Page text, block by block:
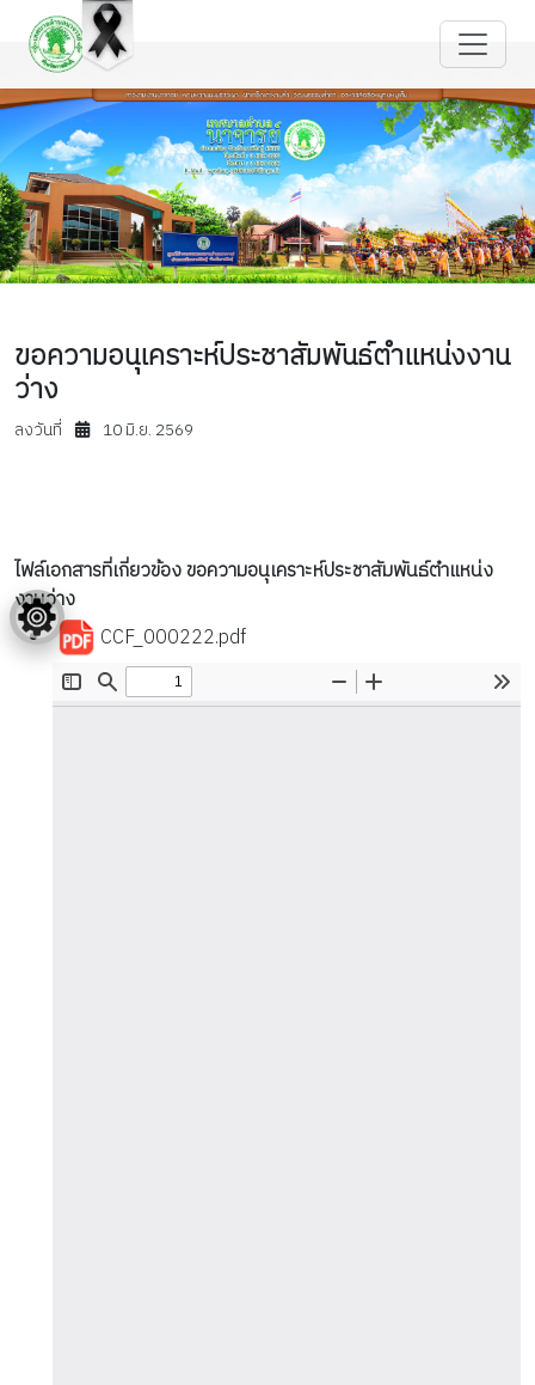
ขอความอนุเคราะห์ประชาสัมพันธ์ตำแหน่งงาน
ว่าง
ลงวันที่ 10 มิ.ย. 2569
ไฟล์เอกสารที่เกี่ยวข้อง ขอความอนุเคราะห์ประชาสัมพันธ์ตำแหน่ง
งานว่าง
CCF_000222.pdf